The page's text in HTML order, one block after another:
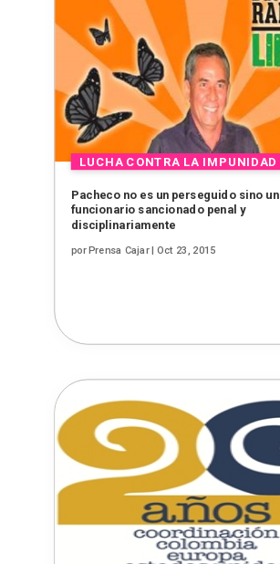
Pacheco no es un perseguido sino un
funcionario sancionado penal y
disciplinariamente
porPrensa Cajar| Oct 23, 2015